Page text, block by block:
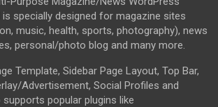
is specially designed for magazine sites
music, health, sports, photography), news
personal/photo blog and many more.
Template, Sidebar Page Layout, Top Bar,
Advertisement, Social Profiles and
supports popular plugins like